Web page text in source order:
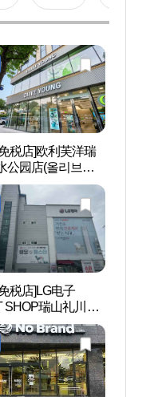
税店]欧利芙洋瑞
公园店(올리브영
수공원점)
税店]LG电子
SHOP瑞山礼川店
자 베스트샵 서산예